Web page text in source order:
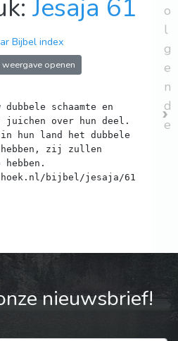
Jesaja 61
Bijbel index
weergave openen
schaamte en
over hun deel.
hun land het dubbele
zij zullen
bijbel/jesaja/61
o
l
g
e
n
d
e
nieuwsbrief!